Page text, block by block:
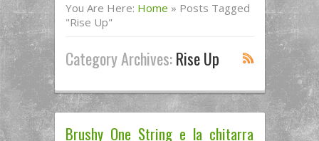
You Are Here: Home » Posts Tagged
"rise Up"
Category Archives:Rise Up
Brushy One String e la chitarra